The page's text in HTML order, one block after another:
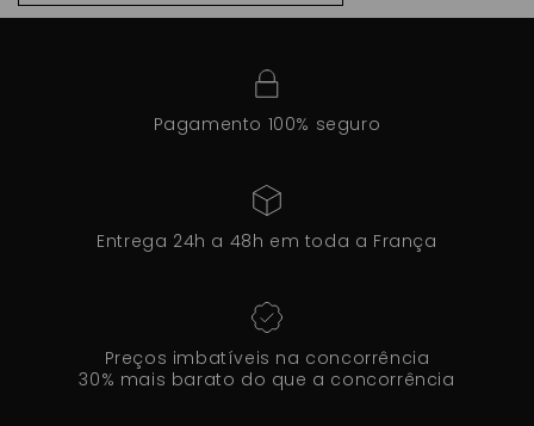
Pagamento 100% seguro
Entrega 24h a 48h em toda a França
Preços imbatíveis na concorrência
30% mais barato do que a concorrência